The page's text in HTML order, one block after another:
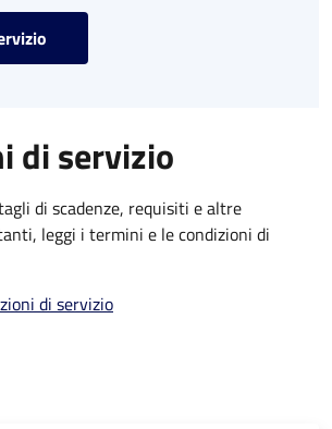
di servizio
di scadenze, requisiti e altre
leggi i termini e le condizioni di
di servizio